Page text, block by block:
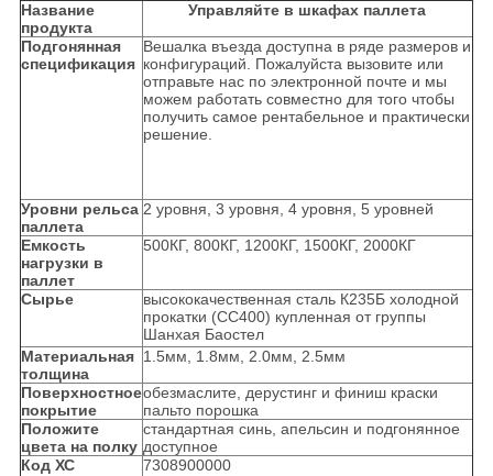
Название
продукта
Управляйте в шкафах паллета
Подгонянная
спецификация
Вешалка въезда доступна в ряде размеров и
конфигураций. Пожалуйста вызовите или
отправьте нас по электронной почте и мы
можем работать совместно для того чтобы
получить самое рентабельное и практически
решение.
Уровни рельса
паллета
2 уровня, 3 уровня, 4 уровня, 5 уровней
Емкость
нагрузки в
паллет
500КГ, 800КГ, 1200КГ, 1500КГ, 2000КГ
Сырье
высококачественная сталь К235Б холодной
прокатки (СС400) купленная от группы
Шанхая Баостел
Материальная
толщина
1.5мм, 1.8мм, 2.0мм, 2.5мм
Поверхностное
покрытие
обезмаслите, дерустинг и финиш краски
пальто порошка
Положите
цвета на полку
стандартная синь, апельсин и подгонянное
доступное
Код ХС
7308900000